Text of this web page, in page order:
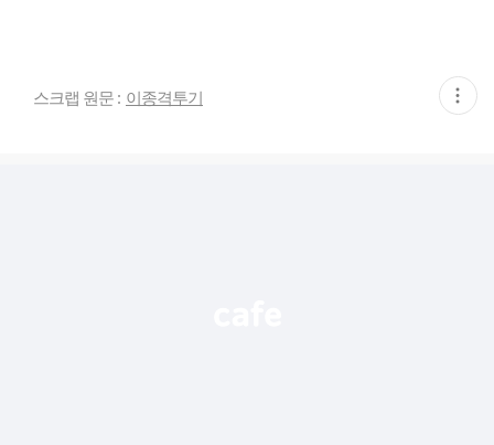
스크랩 원문 : 이종격투기 현
재